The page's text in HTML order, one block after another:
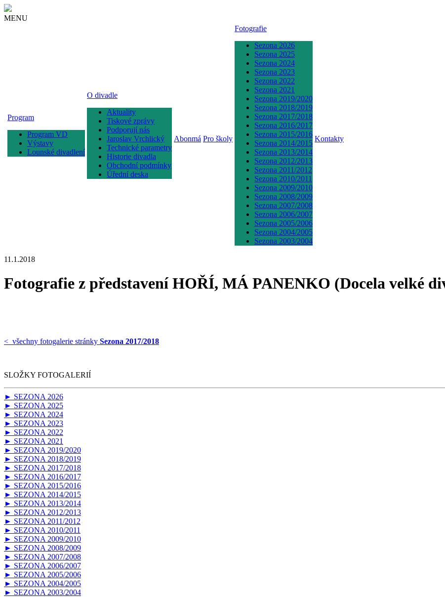
MENU
Program
Program VD
Výstavy
Lounské divadlení
O divadle
Aktuality
Tiskové zprávy
Podporují nás
Jaroslav Vrchlický
Technické parametry
Historie divadla
Obchodní podmínky
Úřední deska
Abonmá Pro školy
Fotografie
Sezona 2026
Sezona 2025
Sezona 2024
Sezona 2023
Sezona 2022
Sezona 2021
Sezona 2019/2020
Sezona 2018/2019
Sezona 2017/2018
Sezona 2016/2017
Sezona 2015/2016
Sezona 2014/2015
Sezona 2013/2014
Sezona 2012/2013
Sezona 2011/2012
Sezona 2010/2011
Sezona 2009/2010
Sezona 2008/2009
Sezona 2007/2008
Sezona 2006/2007
Sezona 2005/2006
Sezona 2004/2005
Sezona 2003/2004
Kontakty
11.1.2018
Fotografie z představení HOŘÍ, MÁ PANENKO (Docela velké
< všechny fotogalerie stránky Sezona 2017/2018
SLOŽKY FOTOGALERIÍ
► SEZONA 2026
► SEZONA 2025
► SEZONA 2024
► SEZONA 2023
► SEZONA 2022
► SEZONA 2021
► SEZONA 2019/2020
► SEZONA 2018/2019
► SEZONA 2017/2018
► SEZONA 2016/2017
► SEZONA 2015/2016
► SEZONA 2014/2015
► SEZONA 2013/2014
► SEZONA 2012/2013
► SEZONA 2011/2012
► SEZONA 2010/2011
► SEZONA 2009/2010
► SEZONA 2008/2009
► SEZONA 2007/2008
► SEZONA 2006/2007
► SEZONA 2005/2006
► SEZONA 2004/2005
► SEZONA 2003/2004